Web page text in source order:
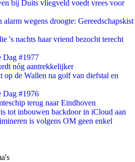
bij Duits vliegveld voedt vrees voor
alarm wegens droogte: Gereedschapskist
's nachts haar vriend bezocht terecht
Dag #1977
nóg aantrekkelijker
op de Wallen na golf van diefstal en
Dag #1976
terug naar Eindhoven
tot inbouwen backdoor in iCloud aan
is volgens OM geen enkel